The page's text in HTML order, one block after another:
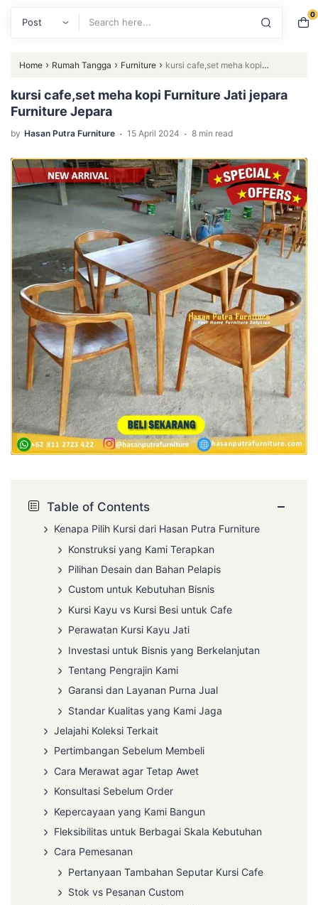
0
Home › Rumah Tangga › Furniture › kursi cafe,set meha kopi
Furniture Jati jepara Furniture Jepara
kursi cafe,set meha kopi Furniture Jati jepara
Furniture Jepara
by Hasan Putra Furniture . 15 April 2024 . 8 min read
Table of Contents −
Kenapa Pilih Kursi dari Hasan Putra Furniture
Konstruksi yang Kami Terapkan
Pilihan Desain dan Bahan Pelapis
Custom untuk Kebutuhan Bisnis
Kursi Kayu vs Kursi Besi untuk Cafe
Perawatan Kursi Kayu Jati
Investasi untuk Bisnis yang Berkelanjutan
Tentang Pengrajin Kami
Garansi dan Layanan Purna Jual
Standar Kualitas yang Kami Jaga
Jelajahi Koleksi Terkait
Pertimbangan Sebelum Membeli
Cara Merawat agar Tetap Awet
Konsultasi Sebelum Order
Kepercayaan yang Kami Bangun
Fleksibilitas untuk Berbagai Skala Kebutuhan
Cara Pemesanan
Pertanyaan Tambahan Seputar Kursi Cafe
Stok vs Pesanan Custom